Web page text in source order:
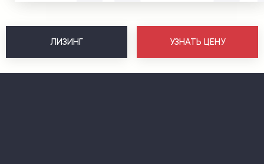
ЛИЗИНГ УЗНАТЬ ЦЕНУ